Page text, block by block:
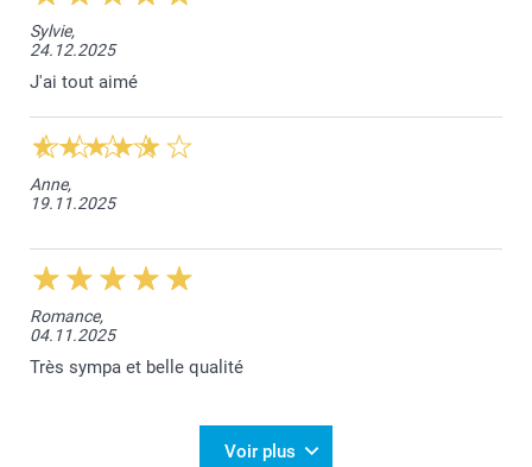
Sylvie,
24.12.2025
J'ai tout aimé
Anne,
19.11.2025
Romance,
04.11.2025
Très sympa et belle qualité
Voir plus